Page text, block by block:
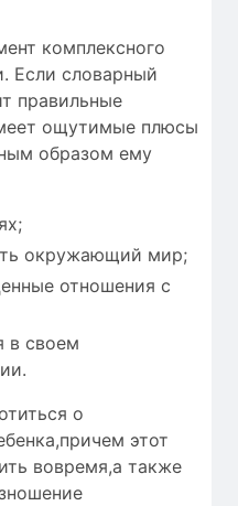
комплексного
Если словарный
правильные
ощутимые плюсы
образом ему
окружающий мир;
отношения с
в своем
о
этот
вовремя,а также